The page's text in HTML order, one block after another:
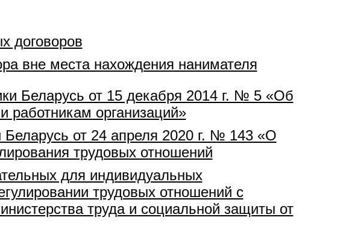
договоров
вне места нахождения нанимателя
Беларусь от 15 декабря 2014 г. № 5 «Об
работникам организаций»
Беларусь от 24 апреля 2020 г. № 143 «О
трудовых отношений
для индивидуальных
трудовых отношений с
труда и социальной защиты от